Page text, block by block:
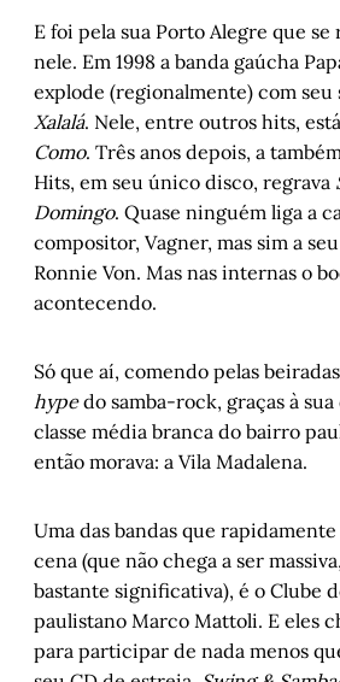
O que ainda precisamos
Timboni
Da criatividade ao cuidado:
uma vida em movimento ,
Sobre o livro “Mundo
Mayara Floss , por Olga
Marina Lima em Ópera
Luciano Mello
Entre o mundo e eu –
Cordel do Corte Raso –
Gonçalo Ferraz
Porto Alegre, 1912-14: Os
revista Kodak, por Arnoldo
E foi pela sua Porto Alegre que
nele. Em 1998 a banda gaúcha
explode (regionalmente) com seu
Xalalá. Nele, entre outros hits,
Como. Três anos depois, a
Hits, em seu único disco, regrava
Domingo. Quase ninguém liga a
compositor, Vagner, mas sim a
Ronnie Von. Mas nas internas o
acontecendo.
Só que aí, comendo pelas
hypedo samba-rock, graças à
classe média branca do bairro
então morava: a Vila Madalena.
Uma das bandas que rapidamente
cena (que não chega a ser
bastante significativa), é o Clube
paulistano Marco Mattoli. E eles
para participar de nada menos